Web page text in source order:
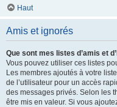
Haut
Amis et ignorés
Que sont mes listes d’amis et
Vous pouvez utiliser ces listes
Les membres ajoutés à votre
de l’utilisateur pour un accès
des messages privés. Selon les
être mis en valeur. Si vous